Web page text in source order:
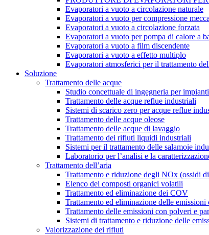
Evaporatori a vuoto a circolazione naturale
Evaporatori a vuoto per compressione
Evaporatori a vuoto a circolazione forzata
Evaporatori a vuoto per pompa di calore a
Evaporatori a vuoto a film discendente
Evaporatori a vuoto a effetto multiplo
Evaporatori atmosferici per il trattamento
Soluzione
Trattamento delle acque
Studio concettuale di ingegneria per
Trattamento delle acque reflue industriali
Sistemi di scarico zero per acque reflue
Trattamento delle acque oleose
Trattamento delle acque di lavaggio
Trattamento dei rifiuti liquidi industriali
Sistemi per il trattamento delle salamoie
Laboratorio per l’analisi e la
Trattamento dell’aria
Trattamento e riduzione degli NOx (ossidi
Elenco dei composti organici volatili
Trattamento ed eliminazione dei COV
Trattamento ed eliminazione delle
Trattamento delle emissioni con polveri e
Sistemi di trattamento e riduzione delle
Valorizzazione dei rifiuti